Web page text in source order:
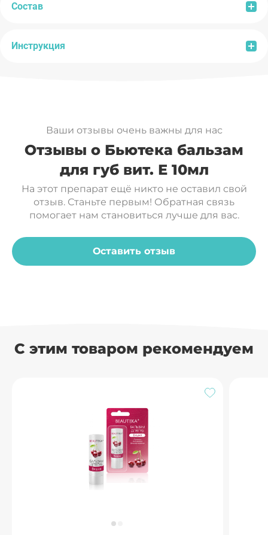
Состав
Состав:Lanolin, Petrolatum, Polybutene, Ricinus
Cacao Butter, Aroma, Panthenol, Oleum
Hippophaes, Tocopheryl Acetate, Phenoxyethanol,
Methylparaben, Ethylparaben, Propylparaben, BHT.
Инструкция
Ваши отзывы очень важны для нас
Отзывы о Бьютека бальзам
для губ вит. Е 10мл
На этот препарат ещё никто не оставил свой
отзыв. Станьте первым! Обратная связь
помогает нам становиться лучше для вас.
Оставить отзыв
С этим товаром рекомендуем